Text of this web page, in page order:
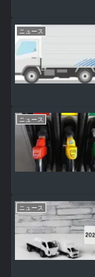
ニュース
ニュース
ニュース